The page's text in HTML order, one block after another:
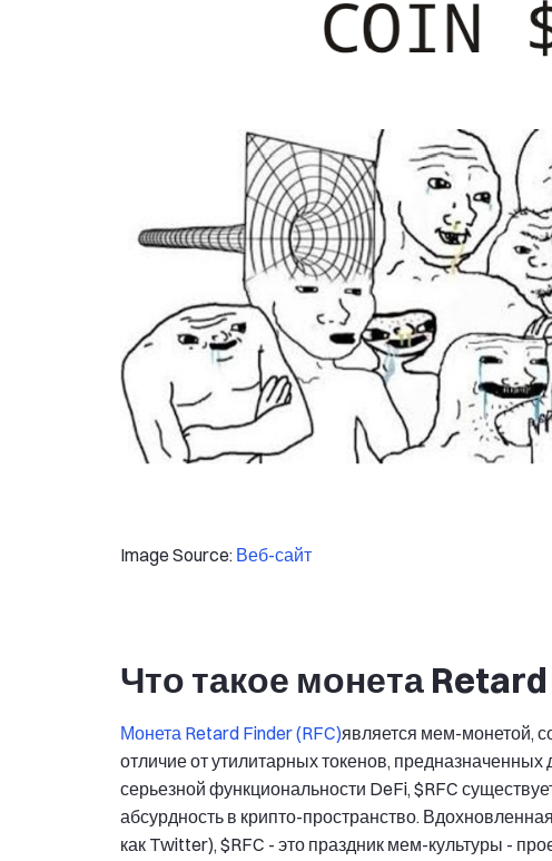
Image Source: Веб-сайт
Что такое монета
Монета Retard Finder (RFC)является мем-монетой,
отличие от утилитарных токенов,
серьезной функциональности DeFi, $RFC
абсурдность в крипто-пространство.
как Twitter), $RFC - это праздник мем-культуры -